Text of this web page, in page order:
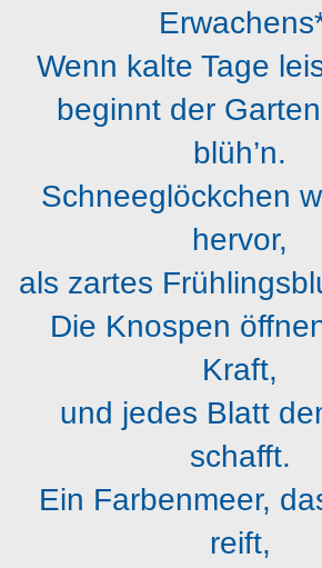
Wenn kalte Tage
beginnt der
blüh’n.
Schneeglöckchen
hervor,
als zartes
Die Knospen
Kraft,
und jedes Blatt
schafft.
Ein Farbenmeer,
reift,